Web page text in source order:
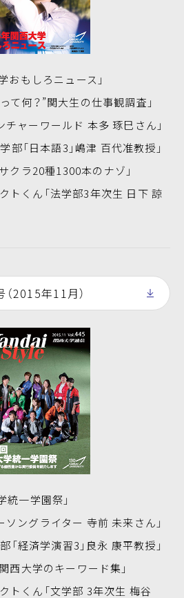
おもしろニュース」
て何？”関大生の仕事観調査」
チャーワールド 本多 琢巳さん」
部「日本語3」嶋津 百代准教授」
クラ20種1300本のナゾ」
トくん「法学部3年次生 日下 諒
2015年11月）
統一学園祭」
ソングライター 寺前 未来さん」
「経済学演習3」良永 康平教授」
西大学のキーワード集」
トくん「文学部 3年次生 梅谷